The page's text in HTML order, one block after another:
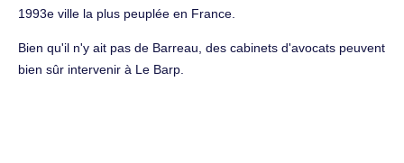
1993e ville la plus peuplée en France.
Bien qu'il n'y ait pas de Barreau, des cabinets d'avocats peuvent
bien sûr intervenir à Le Barp.